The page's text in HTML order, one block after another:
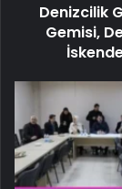
Denizcilik
Gemisi,